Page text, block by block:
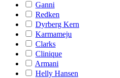
Ganni
Redken
Dyrberg Kern
Karmameju
Clarks
Clinique
Armani
Helly Hansen